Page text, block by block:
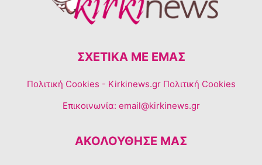
ΣΧΕΤΙΚΆ ΜΕ ΕΜΆΣ
Πολιτική Cookies - Kirkinews.gr Πολιτική Cookies
Επικοινωνία: email@kirkinews.gr
ΑΚΟΛΟΥΘΗΣΕ ΜΑΣ